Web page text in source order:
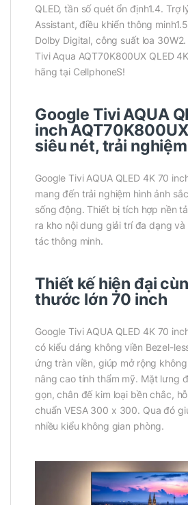
QLED, tần số quét ổn định1.4. Trợ
Assistant, điều khiển thông
Dolby Digital, công suất loa
Tivi Aqua AQT70K800UX QLED
hãng tại CellphoneS!
Google Tivi AQUA
inch
siêu nét, trải
Google Tivi AQUA QLED 4K 70
mang đến trải nghiệm hình ảnh
sống động. Thiết bị tích hợp nền
ra kho nội dung giải trí đa dạng
tác thông minh.
Thiết kế hiện đại
thước lớn 70 inch
Google Tivi AQUA QLED 4K 70
có kiểu dáng không viền Bezel-
ứng tràn viền, giúp mở rộng
nâng cao tính thẩm mỹ. Mặt lưng
gọn, chân đế kim loại bền chắc,
chuẩn VESA 300 x 300. Qua đó
nhiều kiểu không gian phòng.